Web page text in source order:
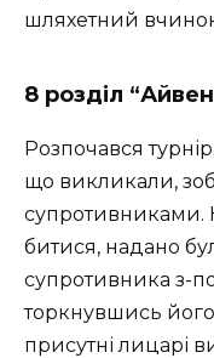
шляхетний
8 розділ
Розпочався
що викликали,
супротивниками.
битися, надано
супротивника з-
торкнувшись
присутні лицарі